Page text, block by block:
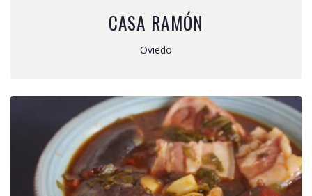
CASA RAMÓN
Oviedo